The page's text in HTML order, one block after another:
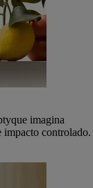
imagina
impacto controlado.